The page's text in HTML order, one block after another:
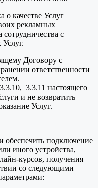
качестве Услуг
рекламных
с
Договору с
ответственности
3.3.11 настоящего
и не возвратить
Услуг.
подключение
иного устройства,
курсов, получения
со следующими